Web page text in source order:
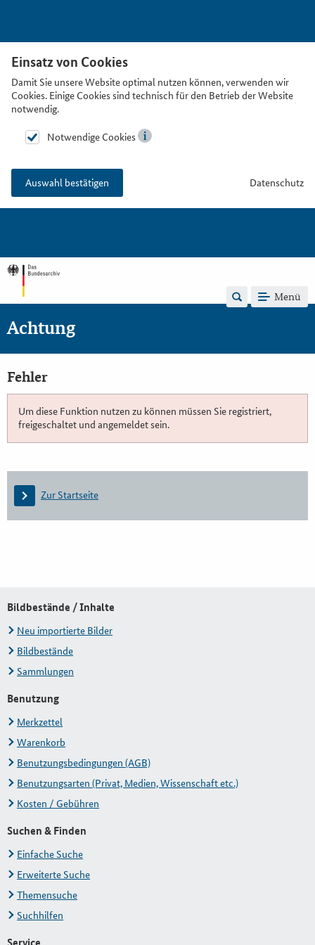
Einsatz von Cookies
Damit Sie unsere Website optimal nutzen können, verwenden wir
Cookies. Einige Cookies sind technisch für den Betrieb der Website
notwendig.
Notwendige Cookies
Auswahl bestätigen Datenschutz
Menü
Achtung
Fehler
Um diese Funktion nutzen zu können müssen Sie registriert,
freigeschaltet und angemeldet sein.
Zur Startseite
Bildbestände / Inhalte
Neu importierte Bilder
Bildbestände
Sammlungen
Benutzung
Merkzettel
Warenkorb
Benutzungsbedingungen (AGB)
Benutzungsarten (Privat, Medien, Wissenschaft etc.)
Kosten / Gebühren
Suchen & Finden
Einfache Suche
Erweiterte Suche
Themensuche
Suchhilfen